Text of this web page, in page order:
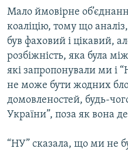
Мало ймовірне
коаліцію, тому що
був фаховий і цікавий,
розбіжність, яка була
які запропонували ми і
не може бути жодних
домовленостей, будь-
України”, поза як вона
“НУ” сказала, що ми не